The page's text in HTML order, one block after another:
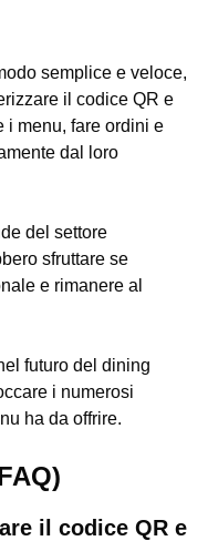
semplice e veloce,
il codice QR e
i menu, fare ordini e
dal loro
del settore
sfruttare se
e rimanere al
futuro del dining
i numerosi
ha da offrire.
il codice QR e